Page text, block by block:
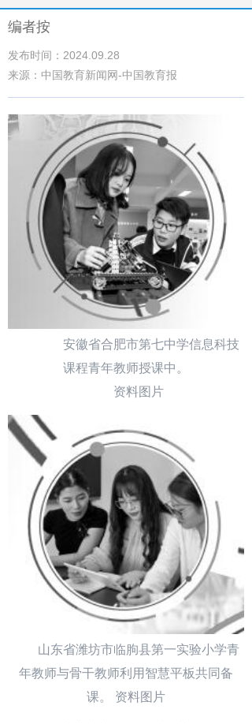
编者按
发布时间：2024.09.28
来源：中国教育新闻网-中国教育报
安徽省合肥市第七中学信息科技
课程青年教师授课中。
资料图片
山东省潍坊市临朐县第一实验小学青
年教师与骨干教师利用智慧平板共同备
课。 资料图片